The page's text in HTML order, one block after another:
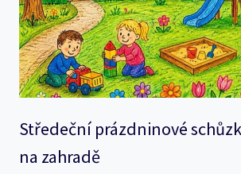
Středeční prázdninové
na zahradě